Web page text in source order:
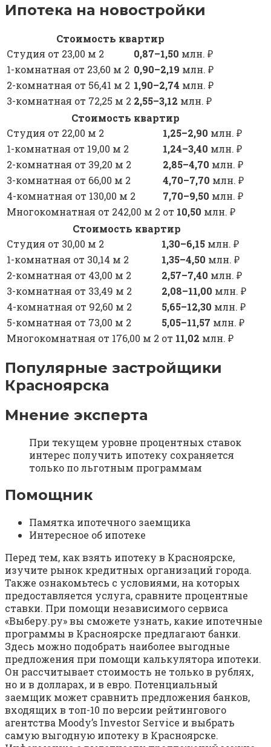
Ипотека на новостройки
Стоимость квартир
Студия от 23,00 м 2
0,87–1,50 млн. ₽
1-комнатная от 23,60 м 2 0,90–2,19 млн. ₽
2-комнатная от 56,41 м 2 1,90–2,74 млн. ₽
3-комнатная от 72,25 м 2 2,55–3,12 млн. ₽
Стоимость квартир
Студия от 22,00 м 2
1,25–2,90 млн. ₽
1-комнатная от 19,00 м 2
1,24–3,40 млн. ₽
2-комнатная от 39,20 м 2
2,85–4,70 млн. ₽
3-комнатная от 66,00 м 2
4,70–7,70 млн. ₽
4-комнатная от 130,00 м 2
7,70–9,50 млн. ₽
Многокомнатная от 242,00 м 2 от 10,50 млн. ₽
Стоимость квартир
Студия от 30,00 м 2
1,30–6,15 млн. ₽
1-комнатная от 30,14 м 2
1,35–4,50 млн. ₽
2-комнатная от 43,00 м 2
2,57–7,40 млн. ₽
3-комнатная от 33,49 м 2
2,08–11,00 млн. ₽
4-комнатная от 92,60 м 2
5,65–12,30 млн. ₽
5-комнатная от 73,00 м 2
5,05–11,57 млн. ₽
Многокомнатная от 176,00 м 2 от 11,02 млн. ₽
Популярные застройщики
Красноярска
Мнение эксперта
При текущем уровне процентных ставок
интерес получить ипотеку сохраняется
только по льготным программам
Помощник
Памятка ипотечного заемщика
Интересное об ипотеке
Перед тем, как взять ипотеку в Красноярске,
изучите рынок кредитных организаций города.
Также ознакомьтесь с условиями, на которых
предоставляется услуга, сравните процентные
ставки. При помощи независимого сервиса
«Выберу.ру» вы сможете узнать, какие ипотечные
программы в Красноярске предлагают банки.
Здесь можно подобрать наиболее выгодные
предложения при помощи калькулятора ипотеки.
Он рассчитывает стоимость не только в рублях,
но и в долларах, и в евро. Потенциальный
заемщик может сравнить предложения банков,
входящих в топ-10 по версии рейтингового
агентства Moody’s Investor Service и выбрать
самую выгодную ипотеку в Красноярске.